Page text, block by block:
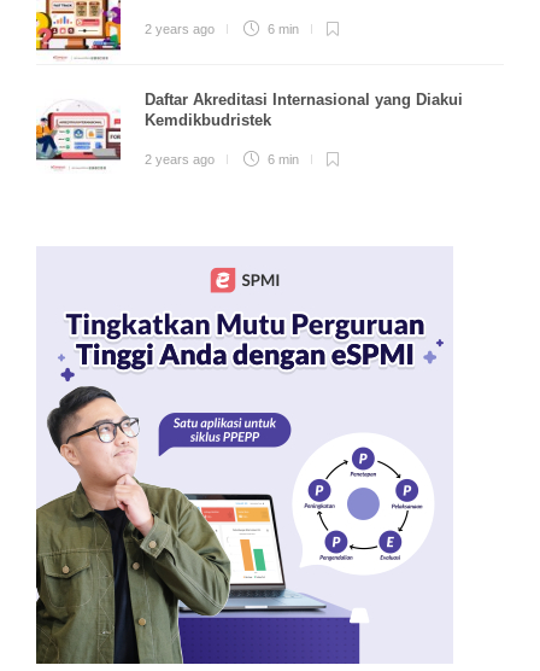
2 years ago 6 min
Daftar Akreditasi Internasional yang Diakui
Kemdikbudristek
2 years ago 6 min